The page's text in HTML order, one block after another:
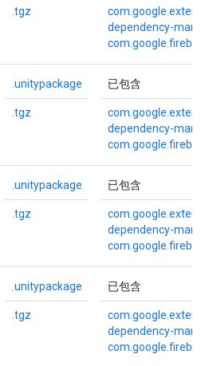
.tgz
dependency-
.unitypackage
.tgz
已包含
dependency-
.unitypackage
.tgz
已包含
dependency-
.unitypackage
.tgz
已包含
dependency-